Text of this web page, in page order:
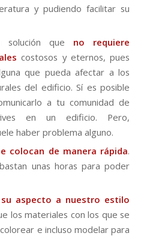
y pudiendo facilitar su
que no requiere
costosos y eternos, pues
que pueda afectar a los
del edificio. Sí es posible
a tu comunidad de
en un edificio. Pero,
haber problema alguno.
colocan de manera rápida.
unas horas para poder
aspecto a nuestro estilo
los materiales con los que se
e incluso modelar para